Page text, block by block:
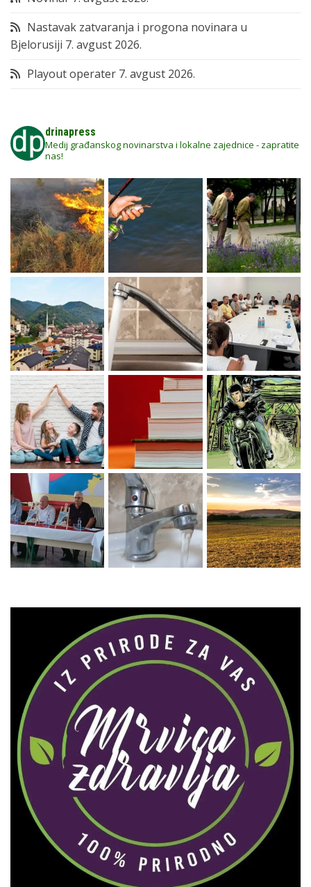
Nastavak zatvaranja i progona novinara u
Bjelorusiji 7. avgust 2026.
Playout operater 7. avgust 2026.
drinapress
Medij građanskog novinarstva i lokalne zajednice - zapratite
nas!